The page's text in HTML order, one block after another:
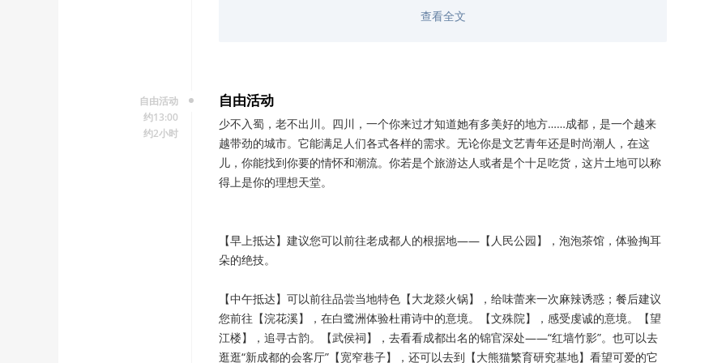
（3）我们会派遣专车接机，不指定车型，无费用增加，敬请悉知！
查看全文
自由活动
约13:00
约2小时
自由活动
少不入蜀，老不出川。四川，一个你来过才知道她有多美好的地方……成都，是一个越来
越带劲的城市。它能满足人们各式各样的需求。无论你是文艺青年还是时尚潮人，在这
儿，你能找到你要的情怀和潮流。你若是个旅游达人或者是个十足吃货，这片土地可以称
得上是你的理想天堂。
【早上抵达】建议您可以前往老成都人的根据地——【人民公园】，泡泡茶馆，体验掏耳
朵的绝技。
【中午抵达】可以前往品尝当地特色【大龙燚火锅】，给味蕾来一次麻辣诱惑；餐后建议
您前往【浣花溪】，在白鹭洲体验杜甫诗中的意境。【文殊院】，感受虔诚的意境。【望
江楼】，追寻古韵。【武侯祠】，去看看成都出名的锦官深处——“红墙竹影”。也可以去
逛逛“新成都的会客厅”【宽窄巷子】，还可以去到【大熊猫繁育研究基地】看望可爱的它